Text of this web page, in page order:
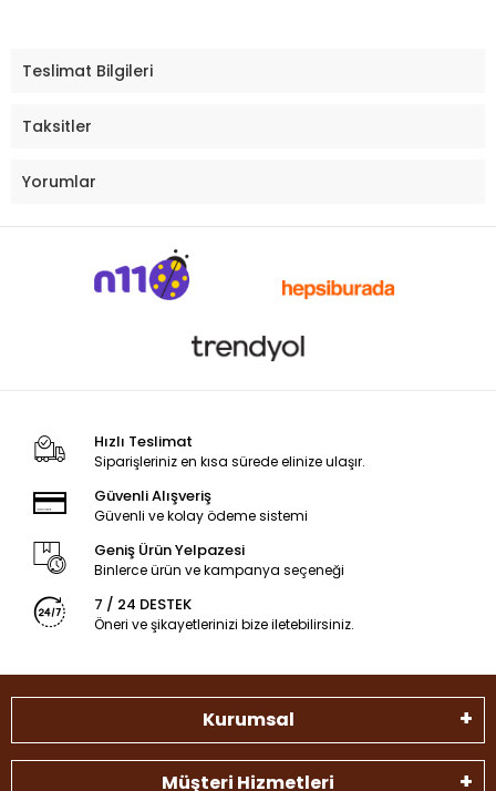
Teslimat Bilgileri
Taksitler
Yorumlar
Hızlı Teslimat
Siparişleriniz en kısa sürede elinize ulaşır.
Güvenli Alışveriş
Güvenli ve kolay ödeme sistemi
Geniş Ürün Yelpazesi
Binlerce ürün ve kampanya seçeneği
7 / 24 DESTEK
Öneri ve şikayetlerinizi bize iletebilirsiniz.
Kurumsal
Müşteri Hizmetleri